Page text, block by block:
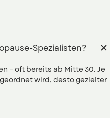
Spezialisten?
– oft bereits ab Mitte 30. Je
wird, desto gezielter